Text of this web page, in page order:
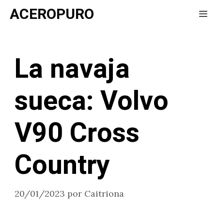
Saltar
ACEROPURO
La navaja
sueca: Volvo
V90 Cross
Country
20/01/2023 por Caitriona